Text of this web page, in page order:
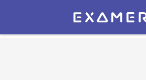
Экзамер — ЕГЭ 2027